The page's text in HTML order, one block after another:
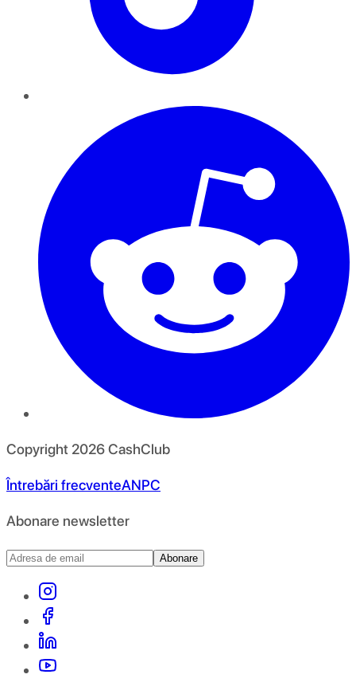
Copyright 2026CashClub
Întrebări frecventeANPC
Abonare newsletter
Abonare